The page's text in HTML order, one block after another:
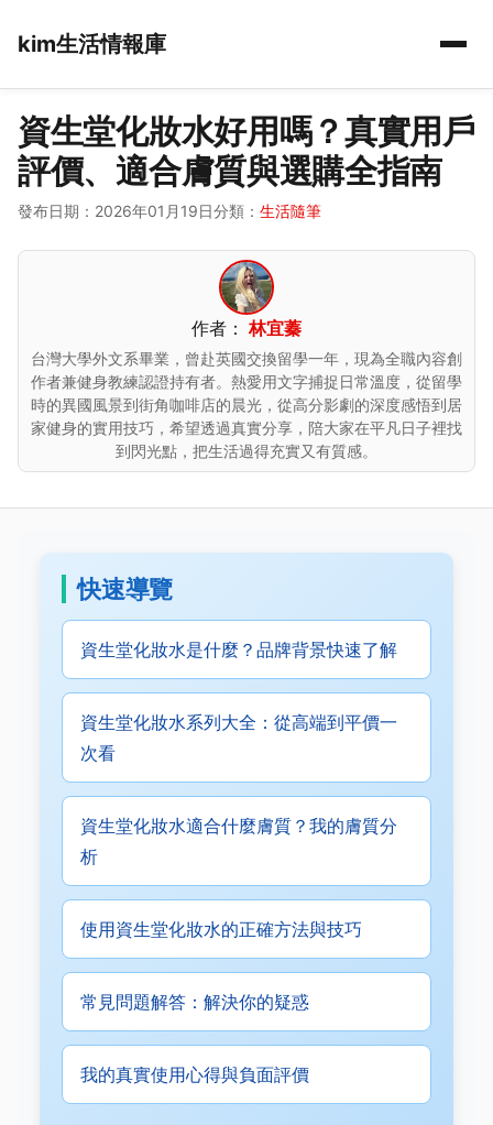
kim生活情報庫
資生堂化妝水好用嗎？真實用戶
評價、適合膚質與選購全指南
發布日期：2026年01月19日分類： 生活隨筆
作者：林宜蓁
台灣大學外文系畢業，曾赴英國交換留學一年，現為全職內容創
作者兼健身教練認證持有者。熱愛用文字捕捉日常溫度，從留學
時的異國風景到街角咖啡店的晨光，從高分影劇的深度感悟到居
家健身的實用技巧，希望透過真實分享，陪大家在平凡日子裡找
到閃光點，把生活過得充實又有質感。
快速導覽
資生堂化妝水是什麼？品牌背景快速了解
資生堂化妝水系列大全：從高端到平價一
次看
資生堂化妝水適合什麼膚質？我的膚質分
析
使用資生堂化妝水的正確方法與技巧
常見問題解答：解決你的疑惑
我的真實使用心得與負面評價